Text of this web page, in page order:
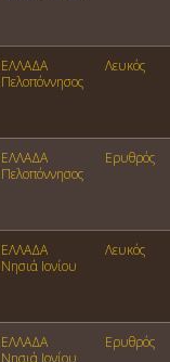
ΕΛΛΑΔΑ
Πελοπόννησος
Λευκός
ΕΛΛΑΔΑ
Πελοπόννησος
Ερυθρός
ΕΛΛΑΔΑ
Νησιά Ιονίου
Λευκός
ΕΛΛΑΔΑ
Νησιά Ιονίου
Ερυθρός